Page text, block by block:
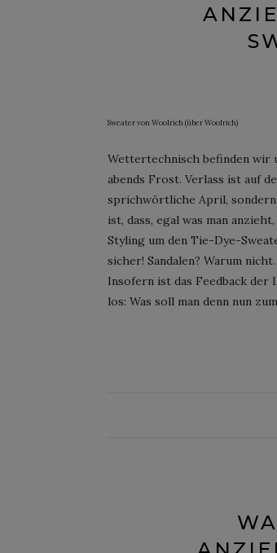
Sweater von Woolrich (über Woolrich)
Wettertechnisch befinden wir
abends Frost. Verlass ist auf
sprichwörtliche April, sondern
ist, dass, egal was man
Styling um den Tie-Dye-
sicher! Sandalen? Warum nicht.
Insofern ist das Feedback der
los: Was soll man denn nun